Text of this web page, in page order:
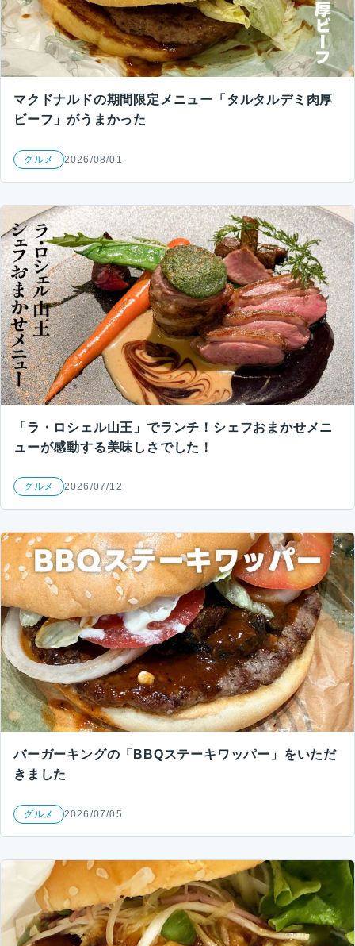
マクドナルドの期間限定メニュー「タルタルデミ肉厚
ビーフ」がうまかった
グルメ 2026/08/01
「ラ・ロシェル山王」でランチ！シェフおまかせメニ
ューが感動する美味しさでした！
グルメ 2026/07/12
バーガーキングの「BBQステーキワッパー」をいただ
きました
グルメ 2026/07/05